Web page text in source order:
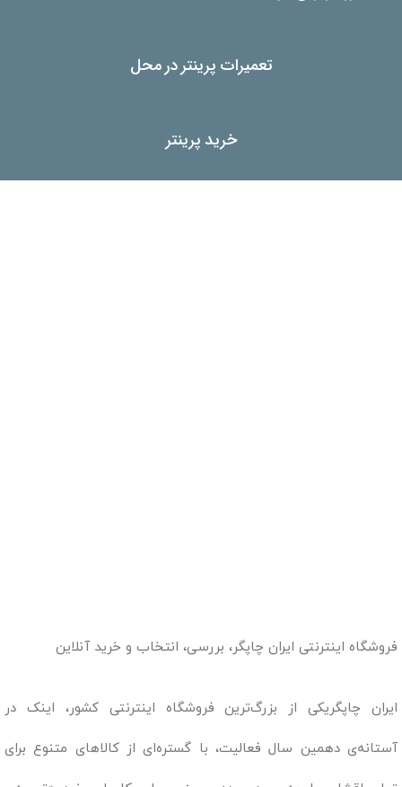
تعمیرات پرینتر در محل
خرید پرینتر
فروشگاه اینترنتی ایران چاپگر، بررسی، انتخاب و خرید آنلاین
ایران چاپگریکی از بزرگ‌ترین فروشگاه اینترنتی کشور، اینک در
آستانه‌ی دهمین سال فعالیت، با گستره‌ای از کالاهای متنوع برای